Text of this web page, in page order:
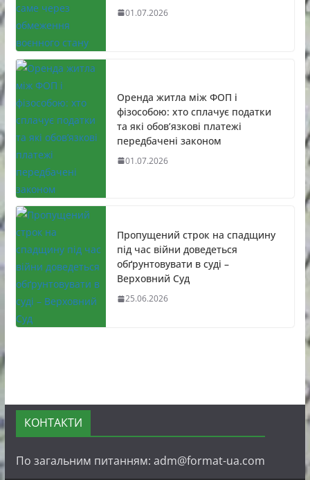
01.07.2026
Оренда житла між ФОП і
фізособою: хто сплачує податки
та які обов’язкові платежі
передбачені законом
01.07.2026
Пропущений строк на спадщину
під час війни доведеться
обґрунтовувати в суді –
Верховний Суд
25.06.2026
КОНТАКТИ
По загальним питанням: adm@format-ua.com